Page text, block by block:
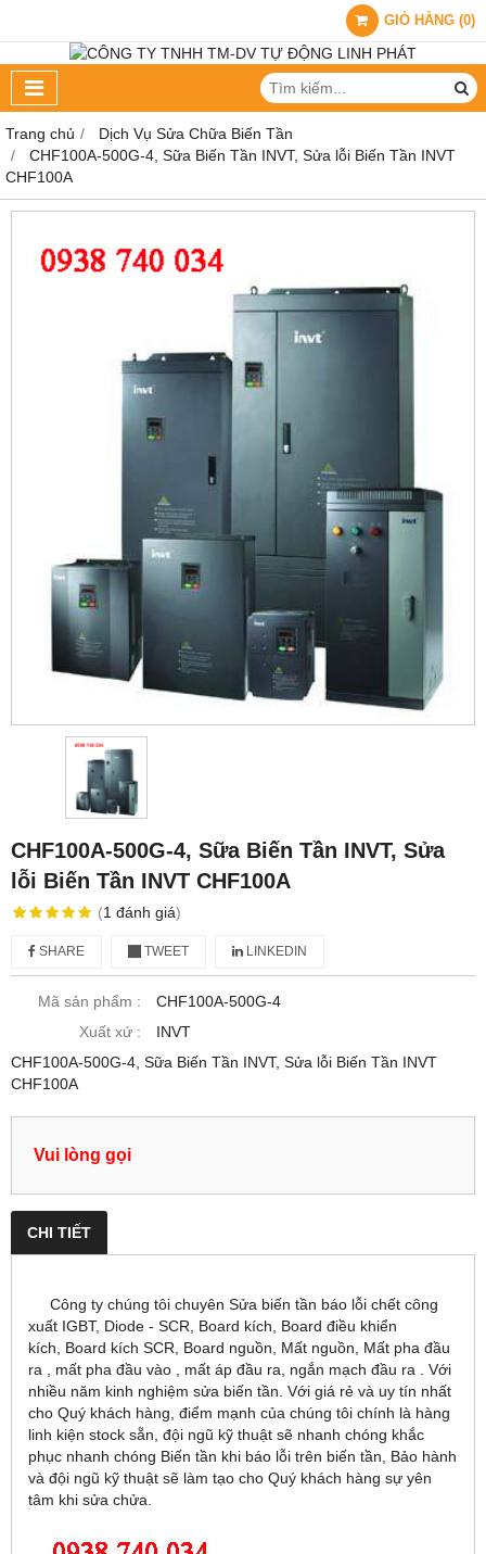
GIỎ HÀNG (0)
Trang chủ
Dịch Vụ Sửa Chữa Biến Tần
CHF100A-500G-4, Sữa Biến Tần INVT, Sửa lỗi Biến Tần INVT
CHF100A
CHF100A-500G-4, Sữa Biến Tần INVT, Sửa
lỗi Biến Tần INVT CHF100A
(1 đánh giá)
SHARE TWEET LINKEDIN
Mã sản phẩm :
CHF100A-500G-4
Xuất xứ :
INVT
CHF100A-500G-4, Sữa Biến Tần INVT, Sửa lỗi Biến Tần INVT
CHF100A
Vui lòng gọi
CHI TIẾT
Công ty chúng tôi chuyên Sửa biến tần báo lỗi chết công
xuất IGBT, Diode - SCR, Board kích, Board điều khiển
kích, Board kích SCR, Board nguồn, Mất nguồn, Mất pha đầu
ra , mất pha đầu vào , mất áp đầu ra, ngắn mạch đầu ra . Với
nhiều năm kinh nghiệm sửa biến tần. Với giá rẻ và uy tín nhất
cho Quý khách hàng, điểm mạnh của chúng tôi chính là hàng
linh kiện stock sẵn, đội ngũ kỹ thuật sẽ nhanh chóng khắc
phục nhanh chóng Biến tần khi báo lỗi trên biến tần, Bảo hành
và đội ngũ kỹ thuật sẽ làm tạo cho Quý khách hàng sự yên
tâm khi sửa chửa.